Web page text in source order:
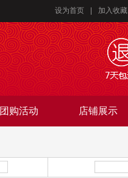
设为首页 加入收藏
团购活动 店铺展示